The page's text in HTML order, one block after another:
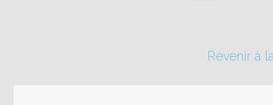
Revenir à